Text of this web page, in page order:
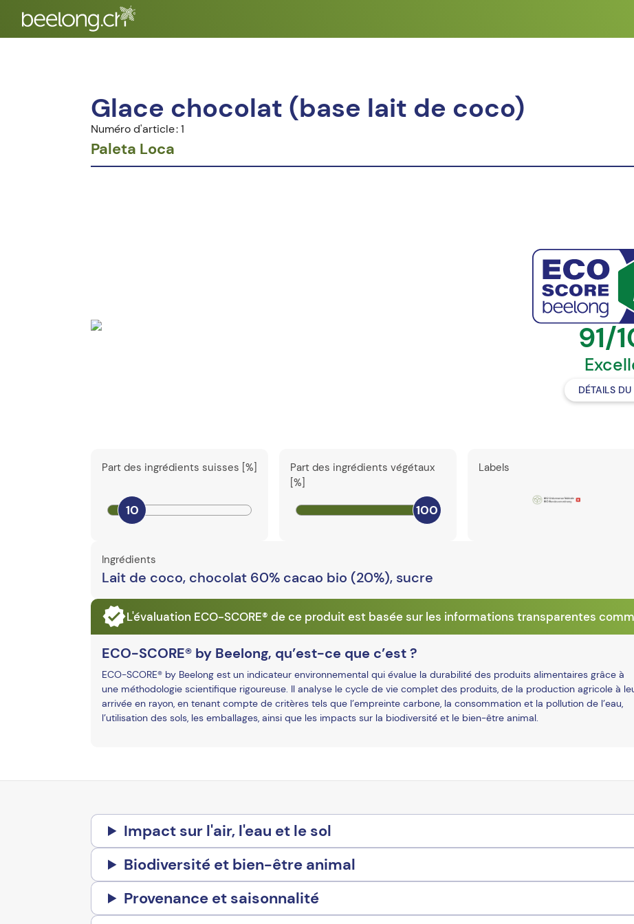
Glace chocolat (base lait de coco)
Numéro d'article : 1
Paleta Loca
91/
DÉTAILS
Part des ingrédients suisses [%]
10
Part des ingrédients végétaux
[%]
100
Labels
Ingrédients
Lait de coco, chocolat 60% cacao bio (20%), sucre
L'évaluation ECO-SCORE® de ce produit est basée sur les informations transparentes
ECO-SCORE® by Beelong, qu’est-ce que c’est ?
ECO-SCORE® by Beelong est un indicateur environnemental qui évalue la durabilité des produits alimentaires grâce à
une méthodologie scientifique rigoureuse. Il analyse le cycle de vie complet des produits, de la production agricole à
arrivée en rayon, en tenant compte de critères tels que l’empreinte carbone, la consommation et la pollution de l’eau,
l’utilisation des sols, les emballages, ainsi que les impacts sur la biodiversité et le bien-être animal.
Impact sur l'air, l'eau et le sol
Biodiversité et bien-être animal
Provenance et saisonnalité